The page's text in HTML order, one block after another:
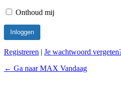
Onthoud mij
Registreren | Je wachtwoord
← Ga naar MAX Vandaag